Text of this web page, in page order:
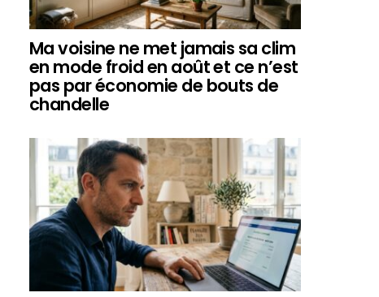
Ma voisine ne met jamais sa clim
en mode froid en août et ce n’est
pas par économie de bouts de
chandelle